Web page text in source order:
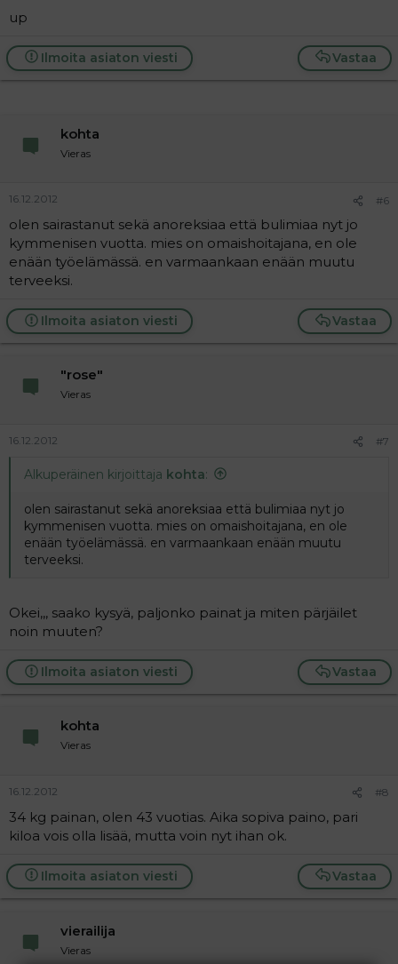
up
Vastaa
Ilmoita asiaton viesti
kohta
Vieras
16.12.2012 #6
olen sairastanut sekä anoreksiaa että bulimiaa nyt jo
kymmenisen vuotta. mies on omaishoitajana, en ole
enään työelämässä. en varmaankaan enään muutu
terveeksi.
Vastaa
Ilmoita asiaton viesti
"rose"
Vieras
16.12.2012 #7
Alkuperäinen kirjoittaja kohta:
olen sairastanut sekä anoreksiaa että bulimiaa nyt jo
kymmenisen vuotta. mies on omaishoitajana, en ole
enään työelämässä. en varmaankaan enään muutu
terveeksi.
Okei,,, saako kysyä, paljonko painat ja miten pärjäilet
noin muuten?
Vastaa
Ilmoita asiaton viesti
kohta
Vieras
16.12.2012 #8
34 kg painan, olen 43 vuotias. Aika sopiva paino, pari
kiloa vois olla lisää, mutta voin nyt ihan ok.
Vastaa
Ilmoita asiaton viesti
vierailija
Vieras